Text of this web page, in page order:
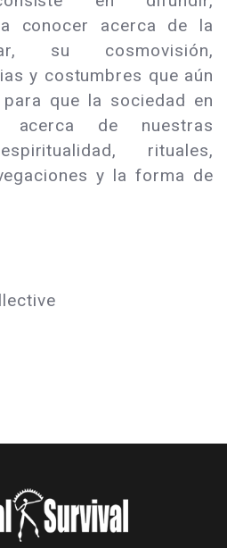
conocer acerca de la
su cosmovisión,
y costumbres que aún
para que la sociedad en
acerca de nuestras
rituales,
y la forma de